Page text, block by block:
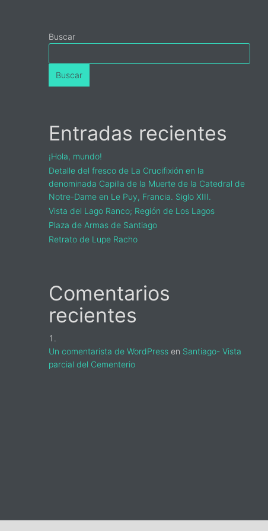
Buscar
Buscar
Entradas recientes
¡Hola, mundo!
Detalle del fresco de La Crucifixión en la
denominada Capilla de la Muerte de la Catedral de
Notre-Dame en Le Puy, Francia. Siglo XIII.
Vista del Lago Ranco; Región de Los Lagos
Plaza de Armas de Santiago
Retrato de Lupe Racho
Comentarios
recientes
Un comentarista de WordPress en Santiago- Vista
parcial del Cementerio